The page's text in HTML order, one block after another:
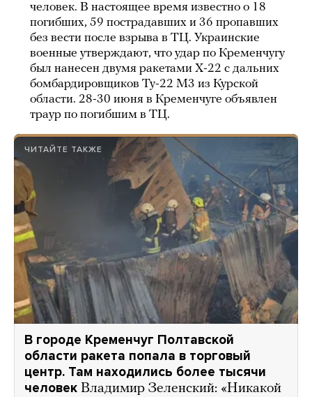
человек. В настоящее время известно о 18
погибших, 59 пострадавших и 36 пропавших
без вести после взрыва в ТЦ. Украинские
военные утверждают, что удар по Кременчугу
был нанесен двумя ракетами Х-22 с дальних
бомбардировщиков Ту-22 М3 из Курской
области. 28-30 июня в Кременчуге объявлен
траур по погибшим в ТЦ.
ЧИТАЙТЕ ТАКЖЕ
В городе Кременчуг Полтавской
области ракета попала в торговый
центр. Там находились более тысячи
человек Владимир Зеленский: «Никакой